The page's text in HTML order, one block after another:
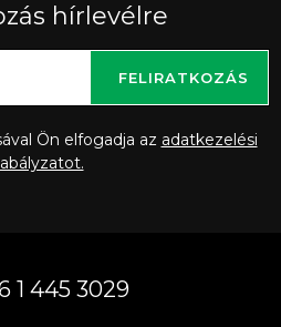
hírlevélre
Ön elfogadja az adatkezelési
FELIRATKOZÁS
1 445 3029